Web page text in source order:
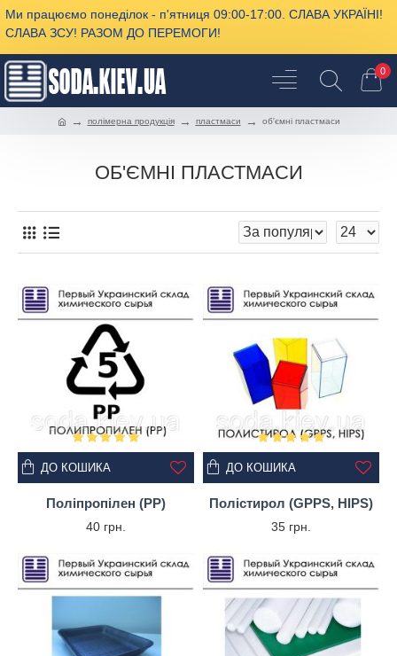
Ми працюємо понеділок - п'ятниця 09:00-17:00. СЛАВА УКРАЇНІ!
СЛАВА ЗСУ! РАЗОМ ДО ПЕРЕМОГИ!
0
полімерна продукція пластмаси об'ємні пластмаси
ОБ'ЄМНІ ПЛАСТМАСИ
Поліпропілен (PP)
40 грн.
ДО КОШИКА
Полістирол (GPPS, HIPS)
35 грн.
ДО КОШИКА